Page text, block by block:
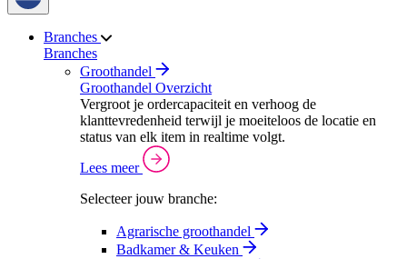
Branches
Branches
Groothandel
Groothandel Overzicht
Vergroot je ordercapaciteit en verhoog de
klanttevredenheid terwijl je moeiteloos de locatie en
status van elk item in realtime volgt.
Lees meer
Selecteer jouw branche:
Agrarische groothandel
Badkamer & Keuken